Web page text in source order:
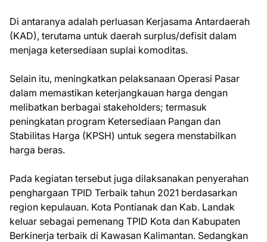
Di antaranya adalah perluasan Kerjasama Antardaerah
(KAD), terutama untuk daerah surplus/defisit dalam
menjaga ketersediaan suplai komoditas.
Selain itu, meningkatkan pelaksanaan Operasi Pasar
dalam memastikan keterjangkauan harga dengan
melibatkan berbagai stakeholders; termasuk
peningkatan program Ketersediaan Pangan dan
Stabilitas Harga (KPSH) untuk segera menstabilkan
harga beras.
Pada kegiatan tersebut juga dilaksanakan penyerahan
penghargaan TPID Terbaik tahun 2021 berdasarkan
region kepulauan. Kota Pontianak dan Kab. Landak
keluar sebagai pemenang TPID Kota dan Kabupaten
Berkinerja terbaik di Kawasan Kalimantan. Sedangkan